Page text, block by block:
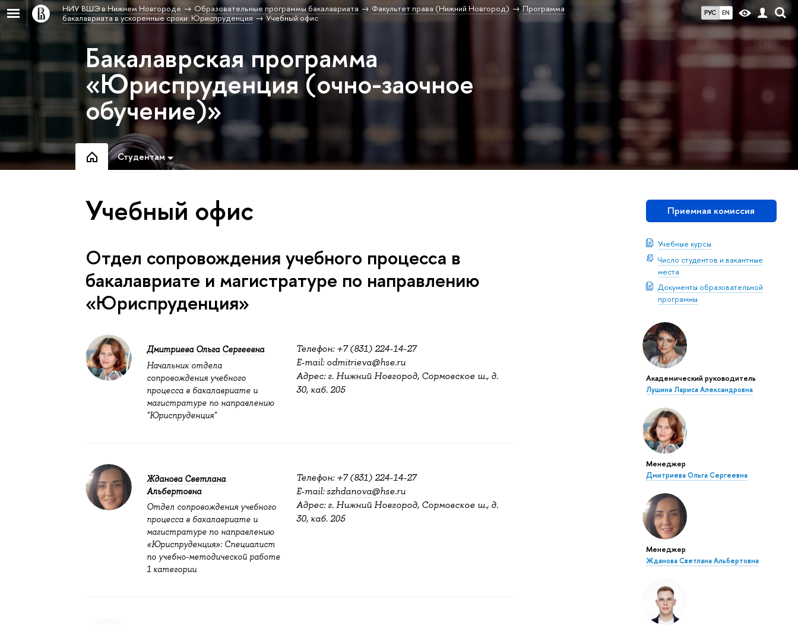
РУС EN
НИУ ВШЭ в Нижнем Новгороде Образовательные программы бакалавриата Факультет права (Нижний Новгород)
Программа
бакалавриата в ускоренные сроки: Юриспруденция
Учебный офис
Бакалаврская программа
«Юриспруденция (очно-заочное
обучение)»
Студентам
Приемная комиссия
Учебные курсы
Число студентов и вакантные
места
Документы образовательной
программы
Академический руководитель
Лушина Лариса Александровна
Менеджер
Дмитриева Ольга Сергеевна
Менеджер
Жданова Светлана Альбертовна
Учебный офис
Отдел сопровождения учебного процесса в
бакалавриате и магистратуре по направлению
«Юриспруденция»
Дмитриева Ольга Сергеевна
Начальник отдела
сопровождения учебного
процесса в бакалавриате и
магистратуре по направлению
"Юриспруденция"
Телефон: +7 (831) 224-14-27
E-mail: odmitrieva@hse.ru
Адрес: г. Нижний Новгород, Сормовское ш., д.
30, каб. 205
Жданова Светлана
Альбертовна
Отдел сопровождения учебного
процесса в бакалавриате и
магистратуре по направлению
«Юриспруденция»: Специалист
по учебно-методической работе
1 категории
Телефон: +7 (831) 224-14-27
E-mail: szhdanova@hse.ru
Адрес: г. Нижний Новгород, Сормовское ш., д.
30, каб. 205